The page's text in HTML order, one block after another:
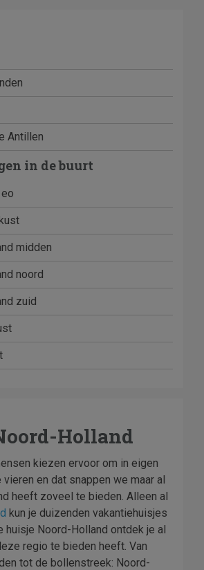
Antillen
in de buurt
midden
noord
zuid
Holland
kiezen ervoor om in eigen
vieren en dat snappen we maar al
heeft zoveel te bieden. Alleen al
kun je duizenden vakantiehuisjes
huisje Noord-Holland ontdek je al
regio te bieden heeft. Van
tot de bollenstreek: Noord-